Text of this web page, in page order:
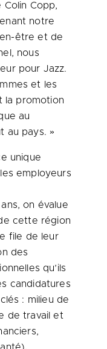
Colin Copp,
notre
être et de
nous
pour Jazz.
et les
la promotion
au
au pays. »
unique
employeurs
on évalue
cette région
file de leur
des
qu’ils
candidatures
: milieu de
de travail et